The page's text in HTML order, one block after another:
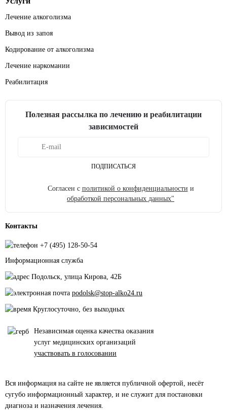
Лечение алкоголизма
Вывод из запоя
Кодирование от алкоголизма
Лечение наркомании
Реабилитация
Полезная рассылка по лечению и реабилитации
зависимостей
ПОДПИСАТЬСЯ
Согласен с политикой о конфиденциальности и
обработкой персональных данных"
Контакты
+7 (495) 128-50-54
Информационная служба
Подольск, улица Кирова, 42Б
podolsk@stop-alko24.ru
Круглосуточно, без выходных
Независимая оценка качества оказания
услуг медицинских организаций
участвовать в голосовании
Вся информация на сайте не является публичной офертой, несёт
сугубо информационный характер, и не служит для постановки
диагноза и назначения лечения.